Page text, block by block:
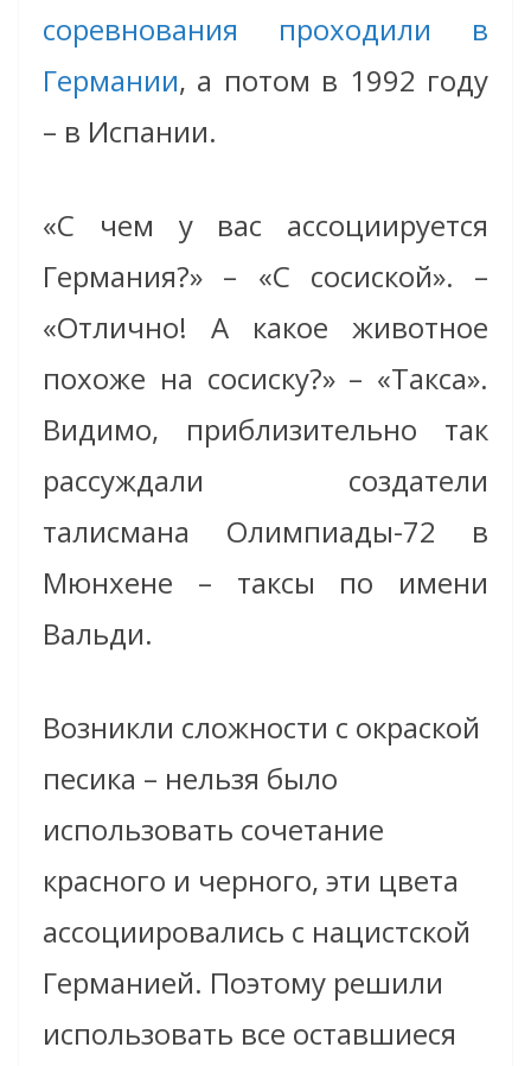
соревнования проходили в
Германии, а потом в 1992 году
– в Испании.
«С чем у вас ассоциируется
Германия?» – «С сосиской». –
«Отлично! А какое животное
похоже на сосиску?» – «Такса».
Видимо, приблизительно так
рассуждали создатели
талисмана Олимпиады-72 в
Мюнхене – таксы по имени
Вальди.
Возникли сложности с окраской
песика – нельзя было
использовать сочетание
красного и черного, эти цвета
ассоциировались с нацистской
Германией. Поэтому решили
использовать все оставшиеся